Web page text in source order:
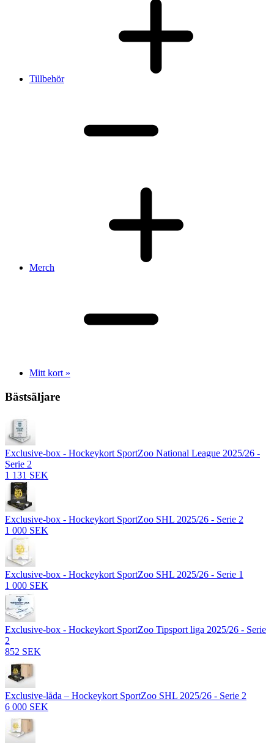
Tillbehör
Merch
Mitt kort »
Bästsäljare
Exclusive-box - Hockeykort SportZoo National League 2025/26 -
Serie 2
1 131 SEK
Exclusive-box - Hockeykort SportZoo SHL 2025/26 - Serie 2
1 000 SEK
Exclusive-box - Hockeykort SportZoo SHL 2025/26 - Serie 1
1 000 SEK
Exclusive-box - Hockeykort SportZoo Tipsport liga 2025/26 - Serie
2
852 SEK
Exclusive-låda – Hockeykort SportZoo SHL 2025/26 - Serie 2
6 000 SEK